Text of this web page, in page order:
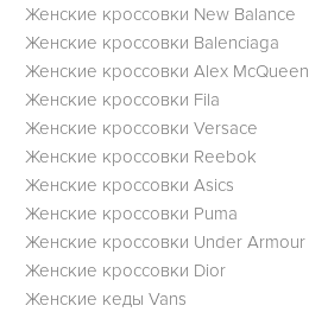
Женские кроссовки New Balance
Женские кроссовки Balenciaga
Женские кроссовки Alex McQueen
Женские кроссовки Fila
Женские кроссовки Versace
Женские кроссовки Reebok
Женские кроссовки Asics
Женские кроссовки Puma
Женские кроссовки Under Armour
Женские кроссовки Dior
Женские кеды Vans